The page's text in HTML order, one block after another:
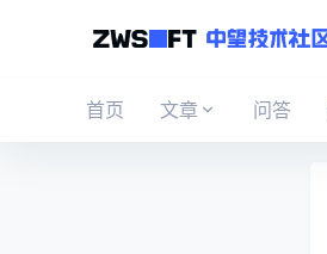
首页 文章 问答